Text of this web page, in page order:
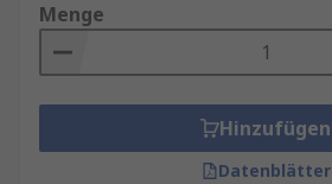
Menge
Hinzufügen
Datenblätter